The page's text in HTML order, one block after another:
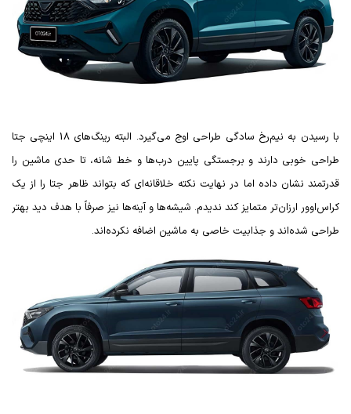
با رسیدن به نیم‌رخ سادگی طراحی اوج می‌گیرد. البته رینگ‌های 18 اینچی جتا
طراحی خوبی دارند و برجستگی پایین درب‌ها و خط شانه، تا حدی ماشین را
قدرتمند نشان داده اما در نهایت نکته خلاقانه‌ای که بتواند ظاهر جتا را از یک
کراس‌اوور ارزان‌‌تر متمایز کند ندیدم. شیشه‌ها و آینه‌ها نیز صرفاً با هدف دید بهتر
طراحی شده‌اند و جذابیت خاصی به ماشین اضافه نکرده‌اند.